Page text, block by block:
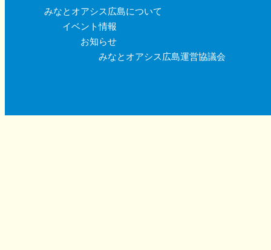
みなとオアシス広島について
イベント情報
お知らせ
みなとオアシス広島運営協議会